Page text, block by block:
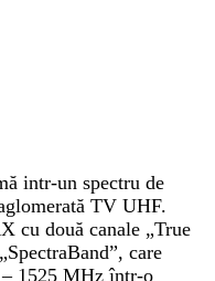
intr-un spectru de
TV UHF.
cu două canale „True
care
– 1525 MHz într-o